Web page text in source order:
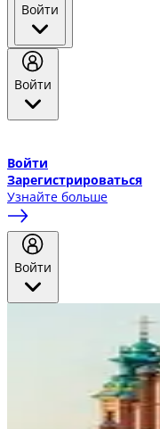
Войти
Войти
Войти
Зарегистрироваться
Узнайте больше
Войти